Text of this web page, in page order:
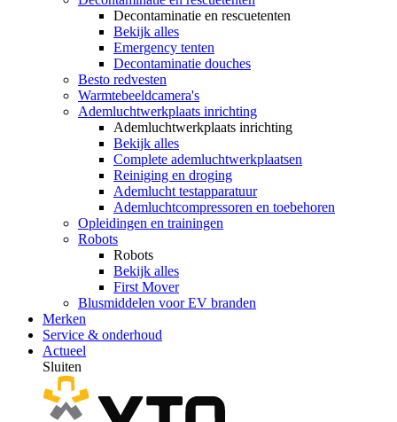
Decontaminatie en rescuetenten
Bekijk alles
Emergency tenten
Decontaminatie douches
Besto redvesten
Warmtebeeldcamera's
Ademluchtwerkplaats inrichting
Ademluchtwerkplaats inrichting
Bekijk alles
Complete ademluchtwerkplaatsen
Reiniging en droging
Ademlucht testapparatuur
Ademluchtcompressoren en toebehoren
Opleidingen en trainingen
Robots
Robots
Bekijk alles
First Mover
Blusmiddelen voor EV branden
Merken
Service & onderhoud
Actueel
Sluiten